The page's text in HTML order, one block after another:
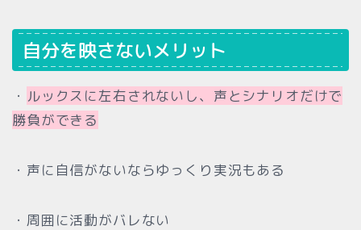
自分を映さないメリット
・ ルックスに左右されないし、声とシナリオだけで
勝負ができる
・声に自信がないならゆっくり実況もある
・周囲に活動がバレない